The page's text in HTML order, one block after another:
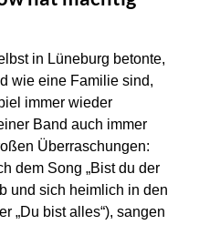
in Lüneburg betonte,
wie eine Familie sind,
immer wieder
Band auch immer
Überraschungen:
dem Song „Bist du der
und sich heimlich in den
„Du bist alles“), sangen